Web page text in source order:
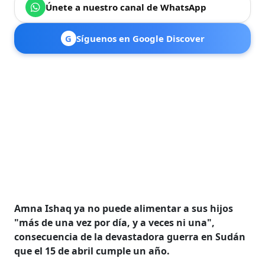
Únete a nuestro canal de WhatsApp
G Síguenos en Google Discover
Amna Ishaq ya no puede alimentar a sus hijos
"más de una vez por día, y a veces ni una",
consecuencia de la devastadora guerra en Sudán
que el 15 de abril cumple un año.